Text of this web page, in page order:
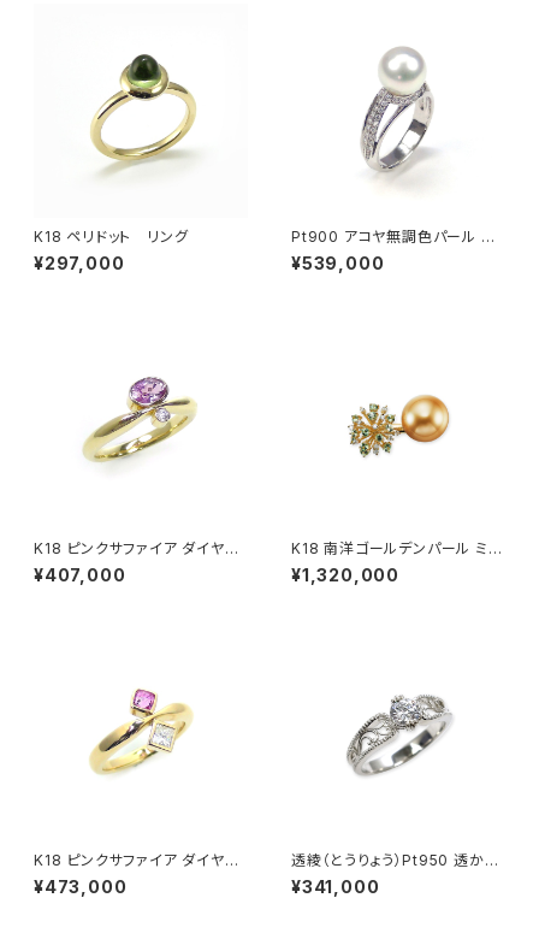
K18 ペリドット リング
¥297,000
Pt900 アコヤ無調色パール ダ
イヤモンド リング
¥539,000
K18 ピンクサファイア ダイヤモ
ンド リング
¥407,000
K18 南洋ゴールデンパール ミン
トガーネット ダイヤモンド リン
グ
¥1,320,000
K18 ピンクサファイア ダイヤモ
ンド リング
¥473,000
透綾（とうりょう）Pt950 透かし
リング枠
¥341,000